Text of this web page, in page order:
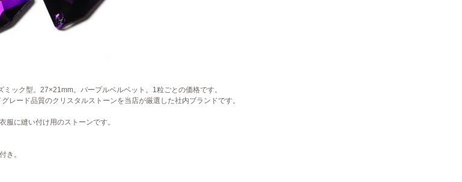
ック型。27×21mm。パープルベルベット。1粒ごとの価格です。
レード品質のクリスタルストーンを当店が厳選した社内ブランドです。
服に縫い付け用のストーンです。
き。